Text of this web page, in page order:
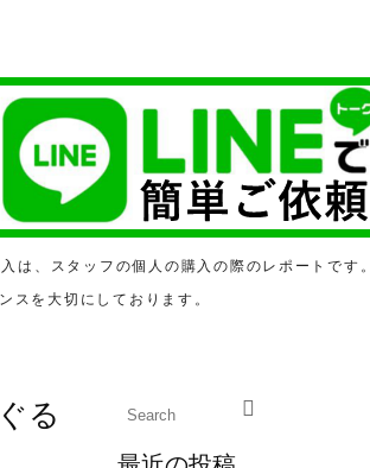
、スタッフの個人の購入の際のレポートです。
スを大切にしております。
る